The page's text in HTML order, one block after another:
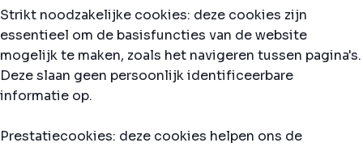
Strikt noodzakelijke cookies: deze cookies zijn
essentieel om de basisfuncties van de website
mogelijk te maken, zoals het navigeren tussen pagina's.
Deze slaan geen persoonlijk identificeerbare
informatie op.
Prestatiecookies: deze cookies helpen ons de